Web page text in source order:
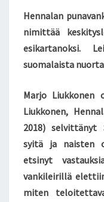
Hennalan
nimittää
esikartanoksi.
suomalaista
Marjo Liukkonen
Liukkonen,
2018) selvittänyt
syitä ja naisten
etsinyt
vankileirillä
miten